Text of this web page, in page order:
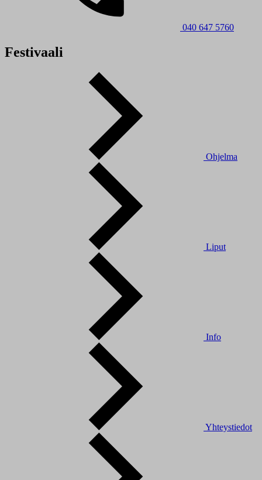
040 647 5760
Festivaali
Ohjelma
Liput
Info
Yhteystiedot